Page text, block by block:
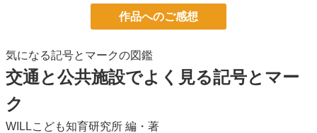
作品へのご感想
気になる記号とマークの図鑑
交通と公共施設でよく見る記号とマー
ク
WILLこども知育研究所 編・著